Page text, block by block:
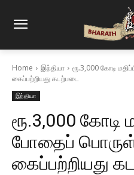
Home இந்தியா
ரூ.3,000 கோடி
கைப்பற்றியது கடற்படை
இந்தியா
ரூ.3,000 கோடி
போதைப்
கைப்பற்றியது